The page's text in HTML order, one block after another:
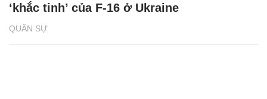
QUÂN SỰ
‘khắc tinh’ của F-16 ở Ukraine